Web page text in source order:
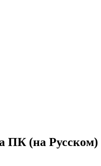
ПК (на Русском)